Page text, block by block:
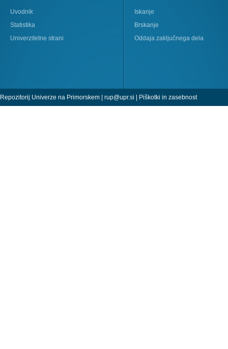
Uvodnik
Statistika
Univerzitetne strani
Iskanje
Brskanje
Oddaja zaključnega dela
Repozitorij Univerze na Primorskem | rup@upr.si | Piškotki in zasebnost